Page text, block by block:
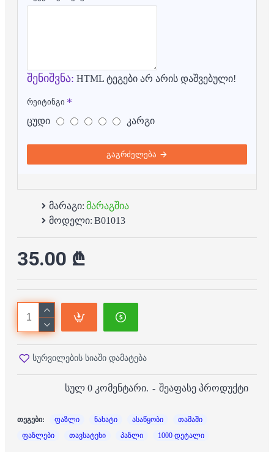
შენიშვნა: HTML ტეგები არ არის დაშვებული!
რეიტინგი
ცუდი კარგი
გაგრძელება
მარაგი: მარაგშია
მოდელი: B01013
სულ 0 კომენტარი. - შეაფასე პროდუქტი
35.00 ₾
სურვილების სიაში დამატება
თეგები: ფაზლი ნახატი ასაწყობი
თამაში
ფაზლები
თავსატეხი პაზლი 1000 დეტალი